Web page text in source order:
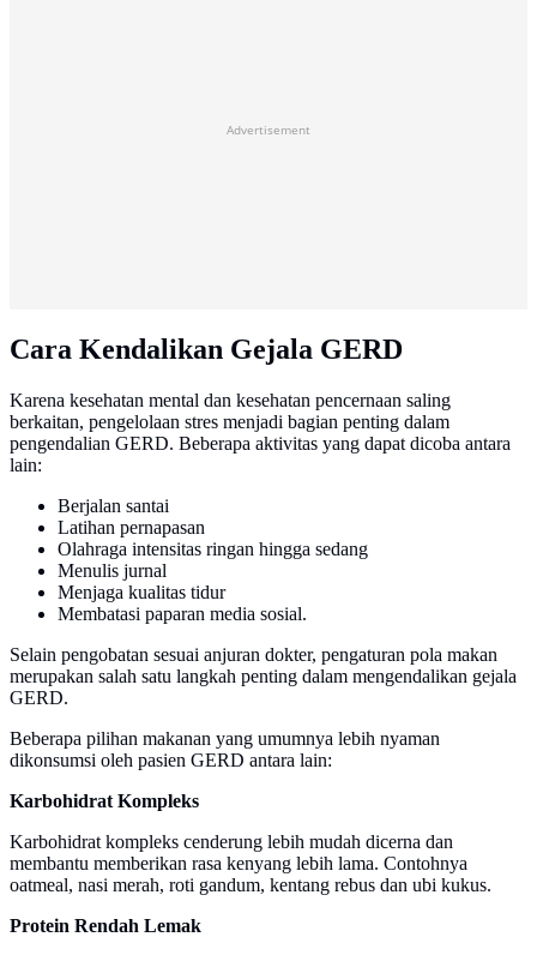
Advertisement
Cara Kendalikan Gejala GERD
Karena kesehatan mental dan kesehatan pencernaan saling
berkaitan, pengelolaan stres menjadi bagian penting dalam
pengendalian GERD. Beberapa aktivitas yang dapat dicoba antara
lain:
Berjalan santai
Latihan pernapasan
Olahraga intensitas ringan hingga sedang
Menulis jurnal
Menjaga kualitas tidur
Membatasi paparan media sosial.
Selain pengobatan sesuai anjuran dokter, pengaturan pola makan
merupakan salah satu langkah penting dalam mengendalikan gejala
GERD.
Beberapa pilihan makanan yang umumnya lebih nyaman
dikonsumsi oleh pasien GERD antara lain:
Karbohidrat Kompleks
Karbohidrat kompleks cenderung lebih mudah dicerna dan
membantu memberikan rasa kenyang lebih lama. Contohnya
oatmeal, nasi merah, roti gandum, kentang rebus dan ubi kukus.
Protein Rendah Lemak